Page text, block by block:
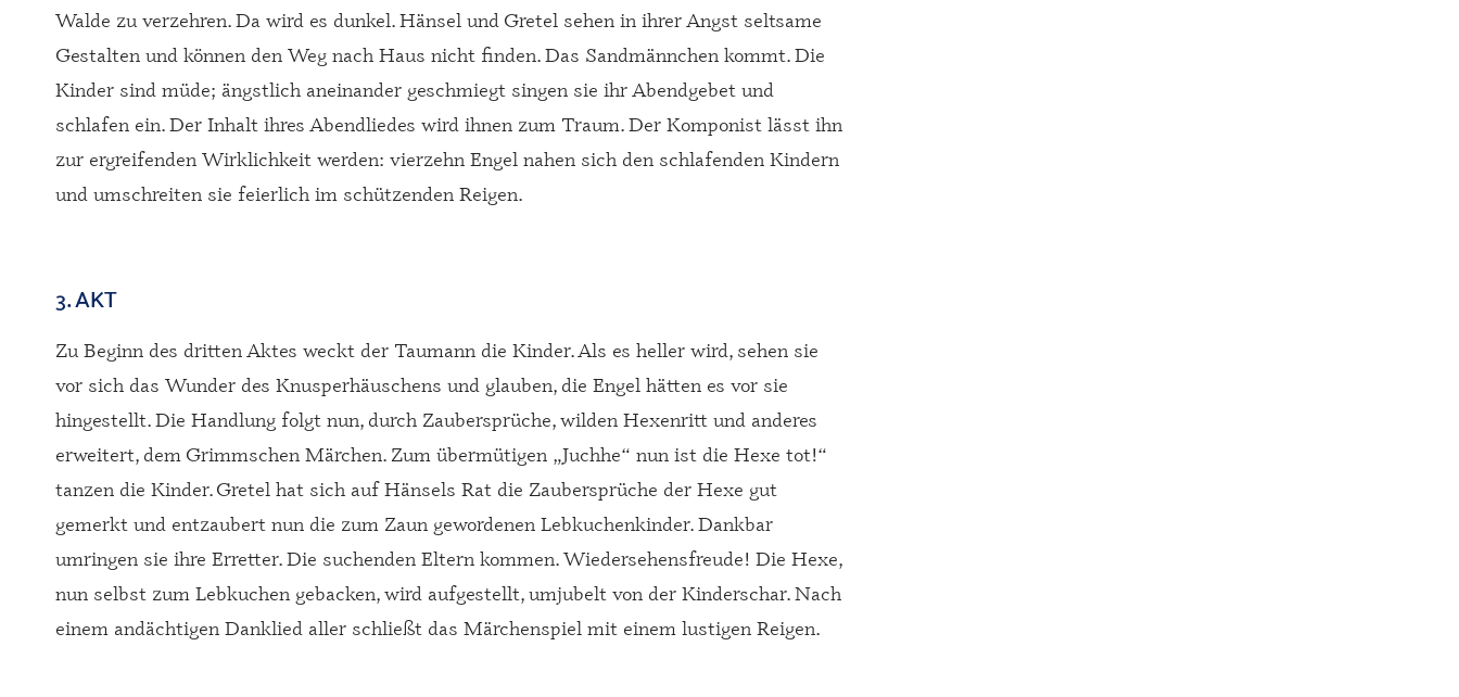
Walde zu verzehren. Da wird es dunkel. Hänsel und Gretel sehen in ihrer Angst seltsame
Gestalten und können den Weg nach Haus nicht finden. Das Sandmännchen kommt. Die
Kinder sind müde; ängstlich aneinander geschmiegt singen sie ihr Abendgebet und
schlafen ein. Der Inhalt ihres Abendliedes wird ihnen zum Traum. Der Komponist lässt ihn
zur ergreifenden Wirklichkeit werden: vierzehn Engel nahen sich den schlafenden Kindern
und umschreiten sie feierlich im schützenden Reigen.
3. AKT
Zu Beginn des dritten Aktes weckt der Taumann die Kinder. Als es heller wird, sehen sie
vor sich das Wunder des Knusperhäuschens und glauben, die Engel hätten es vor sie
hingestellt. Die Handlung folgt nun, durch Zaubersprüche, wilden Hexenritt und anderes
erweitert, dem Grimmschen Märchen. Zum übermütigen „Juchhe“ nun ist die Hexe tot!“
tanzen die Kinder. Gretel hat sich auf Hänsels Rat die Zaubersprüche der Hexe gut
gemerkt und entzaubert nun die zum Zaun gewordenen Lebkuchenkinder. Dankbar
umringen sie ihre Erretter. Die suchenden Eltern kommen. Wiedersehensfreude! Die Hexe,
nun selbst zum Lebkuchen gebacken, wird aufgestellt, umjubelt von der Kinderschar. Nach
einem andächtigen Danklied aller schließt das Märchenspiel mit einem lustigen Reigen.